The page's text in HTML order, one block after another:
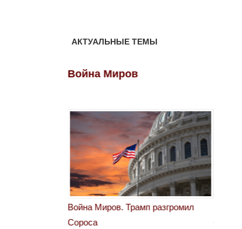
АКТУАЛЬНЫЕ ТЕМЫ
Война Миров
Война Миров. Трамп разгромил
Сороса